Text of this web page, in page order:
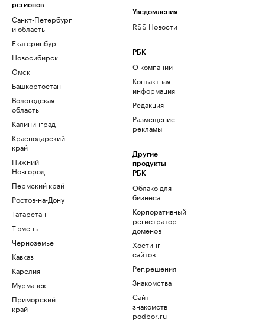
регионов
Санкт-Петербург
и область
Екатеринбург
Новосибирск
Омск
Башкортостан
Вологодская
область
Калининград
Краснодарский
край
Нижний
Новгород
Пермский край
Ростов-на-Дону
Татарстан
Тюмень
Черноземье
Кавказ
Карелия
Мурманск
Приморский
край
Уведомления
RSS Новости
РБК
О компании
Контактная
информация
Редакция
Размещение
рекламы
Другие
продукты
РБК
Облако для
бизнеса
Корпоративный
регистратор
доменов
Хостинг
сайтов
Рег.решения
Знакомства
Сайт
знакомств
podbor.ru